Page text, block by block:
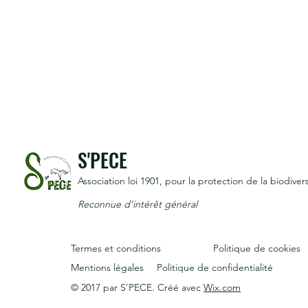
S'PECE
Association loi 1901, pour la protection de la
Reconnue d'intérêt général
Termes et conditions
Politique de cookies
Politique de confidentialité
Mentions légales
© 2017 par S'PECE. Créé avec Wix.com